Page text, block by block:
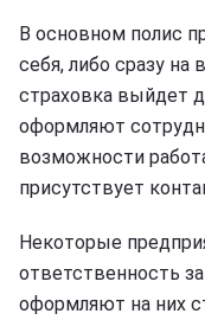
В основном полис
себя, либо сразу
страховка выйдет
оформляют
возможности
присутствует
Некоторые
ответственность
оформляют на них